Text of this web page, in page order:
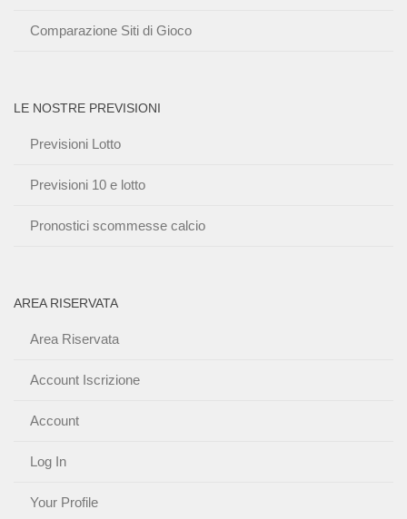
Comparazione Siti di Gioco
LE NOSTRE PREVISIONI
Previsioni Lotto
Previsioni 10 e lotto
Pronostici scommesse calcio
AREA RISERVATA
Area Riservata
Account Iscrizione
Account
Log In
Your Profile